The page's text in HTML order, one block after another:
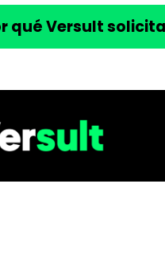
qué Versult